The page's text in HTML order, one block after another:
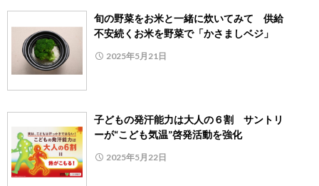
旬の野菜をお米と一緒に炊いてみて 供給
不安続くお米を野菜で「かさましベジ」
2025年5月21日
子どもの発汗能力は大人の６割 サントリ
ーが“こども気温”啓発活動を強化
2025年5月22日